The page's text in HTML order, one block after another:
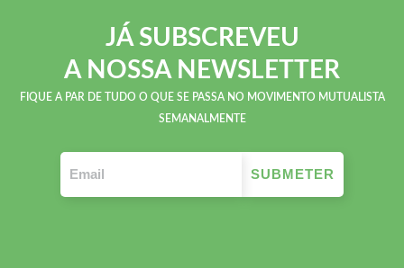
JÁ SUBSCREVEU
A NOSSA NEWSLETTER
FIQUE A PAR DE TUDO O QUE SE PASSA NO MOVIMENTO MUTUALISTA
SEMANALMENTE